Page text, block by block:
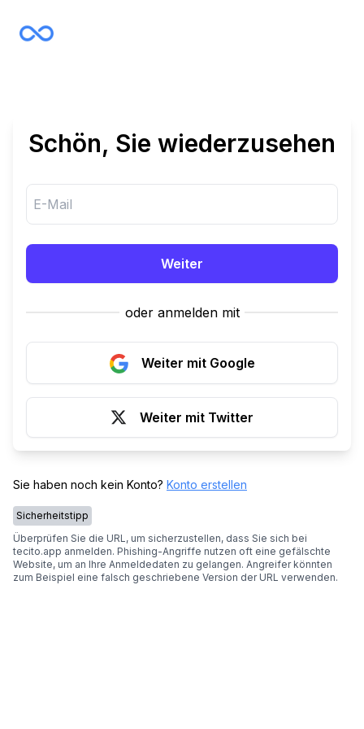
Schön, Sie wiederzusehen
Weiter
oder anmelden mit
Weiter mit Google
Weiter mit Twitter
Sie haben noch kein Konto? Konto erstellen
Sicherheitstipp
Überprüfen Sie die URL, um sicherzustellen, dass Sie sich bei
tecito.app anmelden. Phishing-Angriffe nutzen oft eine gefälschte
Website, um an Ihre Anmeldedaten zu gelangen. Angreifer könnten
zum Beispiel eine falsch geschriebene Version der URL verwenden.